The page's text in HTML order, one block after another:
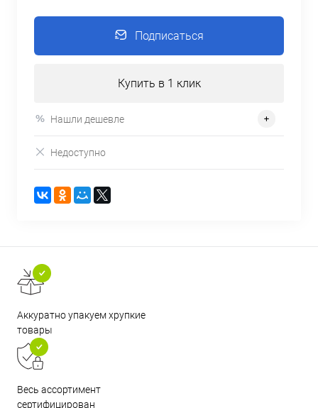
Подписаться
Купить в 1 клик
Нашли дешевле
Недоступно
Аккуратно упакуем хрупкие
товары
Весь ассортимент
сертифицирован